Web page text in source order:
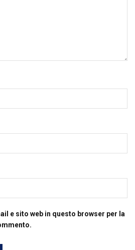
e sito web in questo browser per la